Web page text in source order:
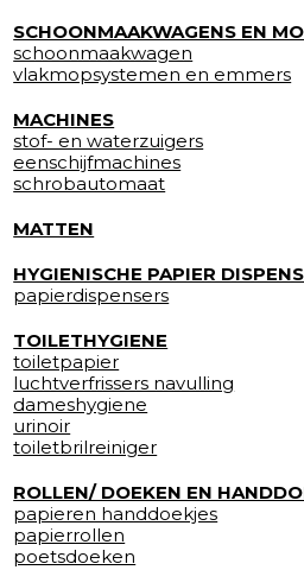
SCHOONMAAKWAGENS EN
schoonmaakwagen
vlakmopsystemen en emmers
MACHINES
stof- en waterzuigers
eenschijfmachines
schrobautomaat
MATTEN
HYGIENISCHE PAPIER
papierdispensers
TOILETHYGIENE
toiletpapier
luchtverfrissers navulling
dameshygiene
urinoir
toiletbrilreiniger
ROLLEN/ DOEKEN EN
papieren handdoekjes
papierrollen
poetsdoeken